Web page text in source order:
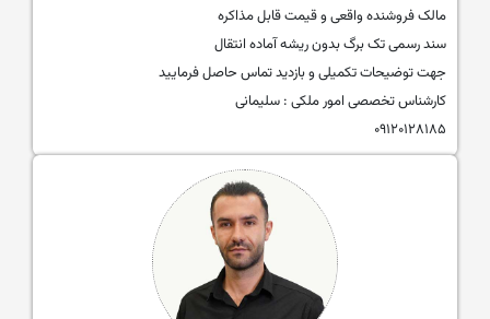
مالک فروشنده واقعی و قیمت قابل مذاکره
سند رسمی تک برگ بدون ریشه آماده انتقال
جهت توضیحات تکمیلی و بازدید تماس حاصل فرمایید
کارشناس تخصصی امور ملکی : سلیمانی
۰۹۱۲۰۱۲۸۱۸۵